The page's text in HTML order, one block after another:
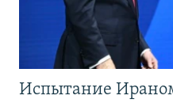
Испытание